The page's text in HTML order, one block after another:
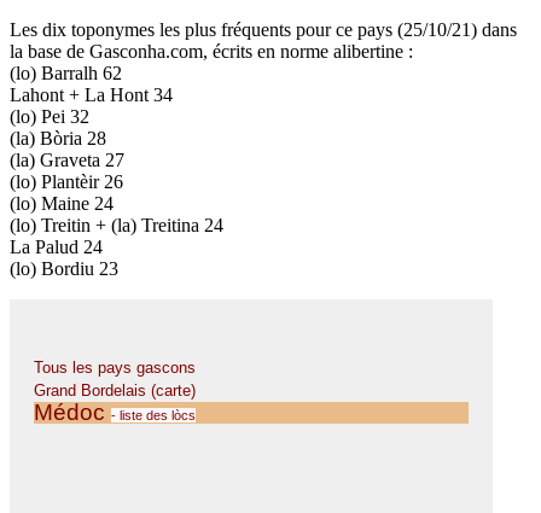
Les dix toponymes les plus fréquents pour ce pays (25/10/21) dans
la base de Gasconha.com, écrits en norme alibertine :
(lo) Barralh 62
Lahont + La Hont 34
(lo) Pei 32
(la) Bòria 28
(la) Graveta 27
(lo) Plantèir 26
(lo) Maine 24
(lo) Treitin + (la) Treitina 24
La Palud 24
(lo) Bordiu 23